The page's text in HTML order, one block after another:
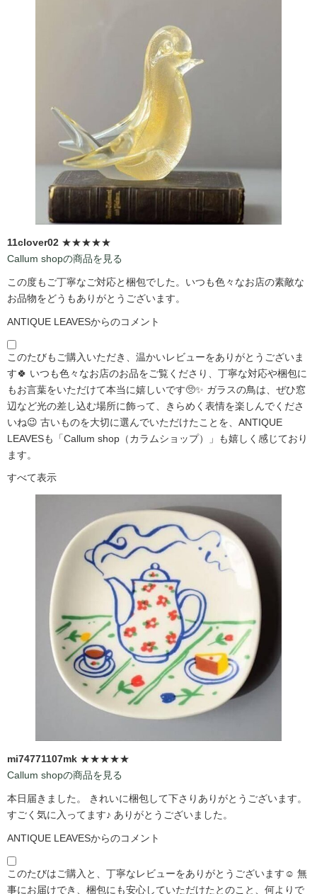
11clover02 ★★★★★
Callum shopの商品を見る
この度もご丁寧なご対応と梱包でした。いつも色々なお店の素敵な
お品物をどうもありがとうございます。
ANTIQUE LEAVESからのコメント
このたびもご購入いただき、温かいレビューをありがとうございま
す🍀 いつも色々なお店のお品をご覧くださり、丁寧な対応や梱包に
もお言葉をいただけて本当に嬉しいです🥺✨ ガラスの鳥は、ぜひ窓
辺など光の差し込む場所に飾って、きらめく表情を楽しんでくださ
いね😉 古いものを大切に選んでいただけたことを、ANTIQUE
LEAVESも「Callum shop（カラムショップ）」も嬉しく感じており
ます。
すべて表示
mi74771107mk ★★★★★
Callum shopの商品を見る
本日届きました。 きれいに梱包して下さりありがとうございます。
すごく気に入ってます♪ ありがとうございました。
ANTIQUE LEAVESからのコメント
このたびはご購入と、丁寧なレビューをありがとうございます☺️ 無
事にお届けでき、梱包にも安心していただけたとのこと、何よりで